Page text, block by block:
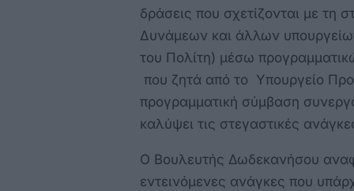
δράσεις που σχετίζονται με
Δυνάμεων και άλλων
του Πολίτη) μέσω
που ζητά από το Υπουργείο
προγραμματική σύμβαση
καλύψει τις στεγαστικές
Ο Βουλευτής Δωδεκανήσου
εντεινόμενες ανάγκες που